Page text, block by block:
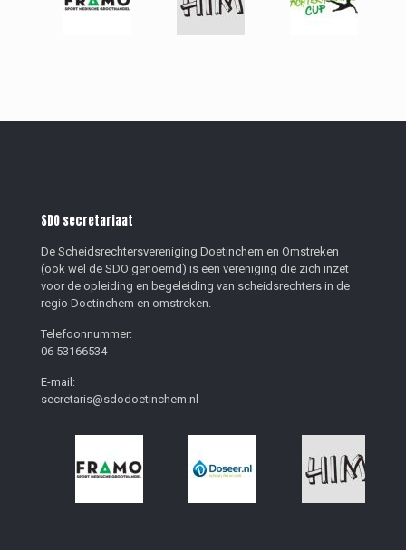
SDO secretariaat
De Scheidsrechtersvereniging Doetinchem en Omstreken
(ook wel de SDO genoemd) is een vereniging die zich inzet
voor de opleiding en begeleiding van scheidsrechters in de
regio Doetinchem en omstreken.
Telefoonnummer:
06 53166534
E-mail:
secretaris@sdodoetinchem.nl